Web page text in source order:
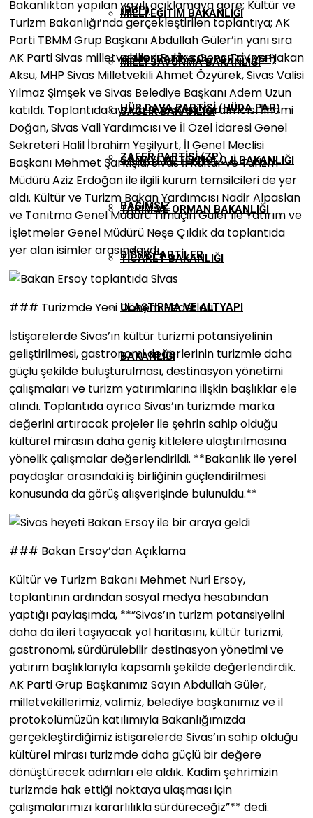
(DBP)
DEMOKRATIK SOL PARTI (DSP)
HÜR DAVA PARTISI (HÜDA PAR)
ZAFER PARTISI (ZP)
BAĞIMSIZ
DIĞER PARTILER
MILLI EĞITIM BAKANLIĞI
MILLI SAVUNMA BAKANLIĞI
SAĞLIK BAKANLIĞI
SANAYI VE TEKNOLOJI BAKANLIĞI
TARIM VE ORMAN BAKANLIĞI
TICARET BAKANLIĞI
ULAŞTIRMA VE ALTYAPI
BAKANLIĞI
Bakanlıktan yapılan yazılı açıklamaya göre; Kültür ve
Turizm Bakanlığı’nda gerçekleştirilen toplantıya; AK
Parti TBMM Grup Başkanı Abdullah Güler’in yanı sıra
AK Parti Sivas milletvekilleri Rukiye Genç Toy ve Hakan
Aksu, MHP Sivas Milletvekili Ahmet Özyürek, Sivas Valisi
Yılmaz Şimşek ve Sivas Belediye Başkanı Adem Uzun
katıldı. Toplantıda ayrıca Sivas Vali Yardımcısı İlhami
Doğan, Sivas Vali Yardımcısı ve İl Özel İdaresi Genel
Sekreteri Halil İbrahim Yeşilyurt, İl Genel Meclisi
Başkanı Mehmet Şarkışla, Sivas İl Kültür ve Turizm
Müdürü Aziz Erdoğan ile ilgili kurum temsilcileri de yer
aldı. Kültür ve Turizm Bakan Yardımcısı Nadir Alpaslan
ve Tanıtma Genel Müdürü Timuçin Güler ile Yatırım ve
İşletmeler Genel Müdürü Neşe Çıldık da toplantıda
yer alan isimler arasındaydı.
### Turizmde Yeni Dönem Hedefleri
İstişarelerde Sivas’ın kültür turizmi potansiyelinin
geliştirilmesi, gastronomi değerlerinin turizmle daha
güçlü şekilde buluşturulması, destinasyon yönetimi
çalışmaları ve turizm yatırımlarına ilişkin başlıklar ele
alındı. Toplantıda ayrıca Sivas’ın turizmde marka
değerini artıracak projeler ile şehrin sahip olduğu
kültürel mirasın daha geniş kitlelere ulaştırılmasına
yönelik çalışmalar değerlendirildi. **Bakanlık ile yerel
paydaşlar arasındaki iş birliğinin güçlendirilmesi
konusunda da görüş alışverişinde bulunuldu.**
### Bakan Ersoy’dan Açıklama
Kültür ve Turizm Bakanı Mehmet Nuri Ersoy,
toplantının ardından sosyal medya hesabından
yaptığı paylaşımda, **”Sivas’ın turizm potansiyelini
daha da ileri taşıyacak yol haritasını, kültür turizmi,
gastronomi, sürdürülebilir destinasyon yönetimi ve
yatırım başlıklarıyla kapsamlı şekilde değerlendirdik.
AK Parti Grup Başkanımız Sayın Abdullah Güler,
milletvekillerimiz, valimiz, belediye başkanımız ve il
protokolümüzün katılımıyla Bakanlığımızda
gerçekleştirdiğimiz istişarelerde Sivas’ın sahip olduğu
kültürel mirası turizmde daha güçlü bir değere
dönüştürecek adımları ele aldık. Kadim şehrimizin
turizmde hak ettiği noktaya ulaşması için
çalışmalarımızı kararlılıkla sürdüreceğiz”** dedi.